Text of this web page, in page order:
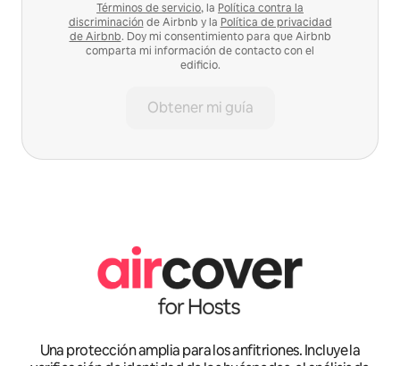
Términos de servicio, la Política contra la
discriminación de Airbnb y la Política de privacidad
de Airbnb. Doy mi consentimiento para que Airbnb
comparta mi información de contacto con el
edificio.
Obtener mi guía
Una protección amplia para los anfitriones. Incluye la